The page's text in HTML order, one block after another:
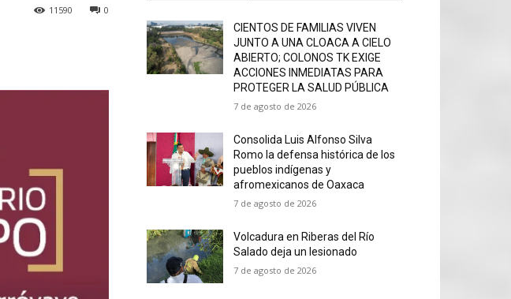
0
11590
CIENTOS DE FAMILIAS VIVEN
JUNTO A UNA CLOACA A CIELO
ABIERTO; COLONOS TK EXIGE
ACCIONES INMEDIATAS PARA
PROTEGER LA SALUD PÚBLICA
7 de agosto de 2026
Consolida Luis Alfonso Silva
Romo la defensa histórica de los
pueblos indígenas y
afromexicanos de Oaxaca
7 de agosto de 2026
Volcadura en Riberas del Río
Salado deja un lesionado
7 de agosto de 2026